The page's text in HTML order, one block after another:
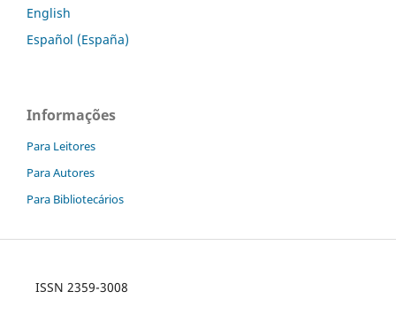
English
Español (España)
Informações
Para Leitores
Para Autores
Para Bibliotecários
ISSN 2359-3008